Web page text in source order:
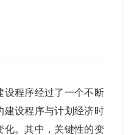
设程序经过了一个不断
建设程序与计划经济时
化。其中，关键性的变